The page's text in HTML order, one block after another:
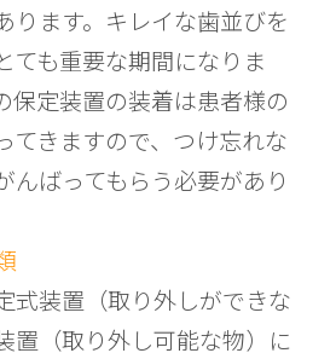
ります。キレイな歯並びを
ても重要な期間になりま
保定装置の装着は患者様の
てきますので、つけ忘れな
んばってもらう必要があり
式装置（取り外しができな
置（取り外し可能な物）に